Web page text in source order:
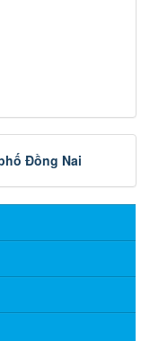
Đồng Nai